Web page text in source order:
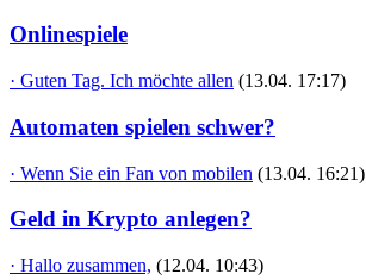
Onlinespiele
· Guten Tag. Ich möchte allen (13.04. 17:17)
Automaten spielen schwer?
· Wenn Sie ein Fan von mobilen (13.04. 16:21)
Geld in Krypto anlegen?
· Hallo zusammen, (12.04. 10:43)